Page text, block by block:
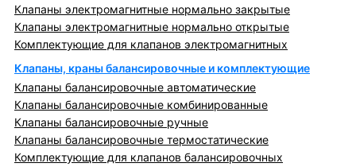
Клапаны электромагнитные нормально закрытые
Клапаны электромагнитные нормально открытые
Комплектующие для клапанов электромагнитных
Клапаны, краны балансировочные и комплектующие
Клапаны балансировочные автоматические
Клапаны балансировочные комбинированные
Клапаны балансировочные ручные
Клапаны балансировочные термостатические
Комплектующие для клапанов балансировочных